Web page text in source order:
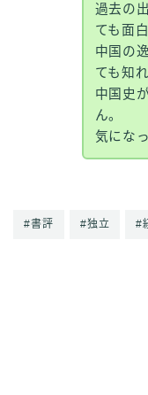
過去の
ても面
中国の
ても知
中国史
ん。
気にな
#書評 #独立 #